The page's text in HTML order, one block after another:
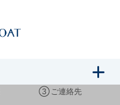
ご予約
③ ご連絡先